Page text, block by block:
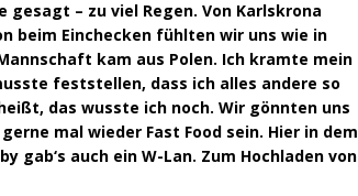
gesagt – zu viel Regen. Von Karlskrona
beim Einchecken fühlten wir uns wie in
kam aus Polen. Ich kramte mein
feststellen, dass ich alles andere so
das wusste ich noch. Wir gönnten uns
mal wieder Fast Food sein. Hier in dem
auch ein W-Lan. Zum Hochladen von